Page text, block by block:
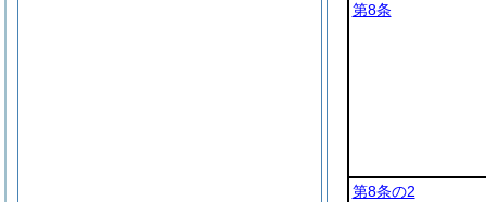
第8条
第8条の2